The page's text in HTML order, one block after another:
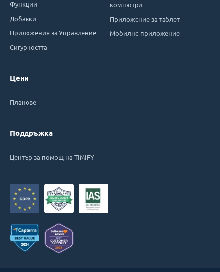
Функции
Добавки
Приложения за Управление
Сигурността
Цени
Планове
Поддръжка
Център за помощ на TIMIFY
компютри
Приложение за таблет
Мобилно приложение